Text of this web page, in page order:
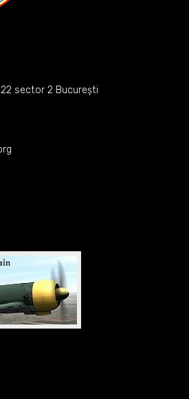
sector 2 București